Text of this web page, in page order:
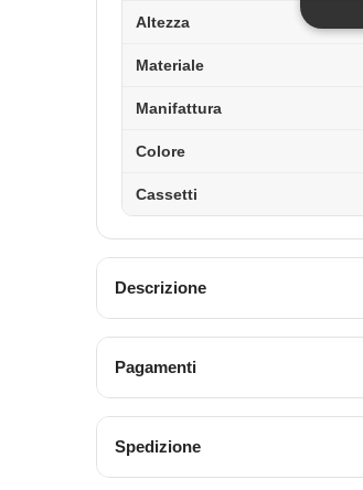
Altezza
Materiale
Manifattura
Colore
Cassetti
Descrizione
Pagamenti
Spedizione